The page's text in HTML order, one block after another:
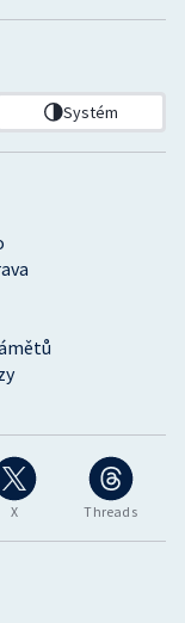
X Threads
Systém